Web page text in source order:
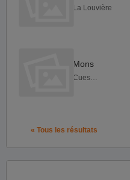
La Louvière
Mons
Cuesmes
« Tous les résultats